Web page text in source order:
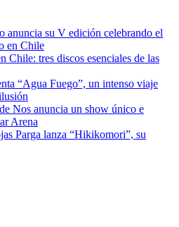
anuncia su V edición celebrando el
en Chile
Chile: tres discos esenciales de las
“Agua Fuego”, un intenso viaje
Nos anuncia un show único e
Arena
Parga lanza “Hikikomori”, su